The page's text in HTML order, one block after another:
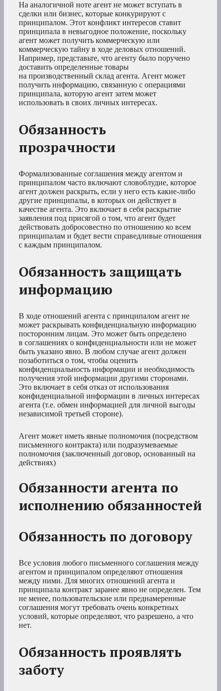
На аналогичной ноте агент не может вступать в
сделки или бизнес, которые конкурируют с
принципалом. Этот конфликт интересов ставит
принципала в невыгодное положение, поскольку
агент может получить коммерческую или
коммерческую тайну в ходе деловых отношений.
Например, представьте, что агенту было поручено
доставить определенные товары
на производственный склад агента. Агент может
получить информацию, связанную с операциями
принципала, которую агент затем может
использовать в своих личных интересах.
Обязанность
прозрачности
Формализованные соглашения между агентом и
принципалом часто включают словоблудие, которое
агент должен раскрыть, если у него есть какие-либо
другие принципалы, в которых он действует в
качестве агента. Это включает в себя раскрытие
заявления под присягой о том, что агент будет
действовать добросовестно по отношению ко всем
принципалам и будет вести справедливые отношения
с каждым принципалом.
Обязанность защищать
информацию
В ходе отношений агента с принципалом агент не
может раскрывать конфиденциальную информацию
посторонним лицам. Это может быть определено
в соглашениях о конфиденциальности или не может
быть указано явно. В любом случае агент должен
позаботиться о том, чтобы оценить
конфиденциальность информации и необходимость
получения этой информации другими сторонами.
Это включает в себя отказ от использования
конфиденциальной информации в личных интересах
агента (т.е. обмен информацией для личной выгоды
независимой третьей стороне).
Агент может иметь явные полномочия (посредством
письменного контракта) или подразумеваемые
полномочия (заключенный договор, основанный на
действиях)
Обязанности агента по
исполнению обязанностей
Обязанность по договору
Все условия любого письменного соглашения между
агентом и принципалом определяют отношения
между ними. Для многих отношений агента и
принципала контракт заранее явно не определен. Тем
не менее, пользовательские или преднамеренные
соглашения могут требовать очень конкретных
условий, которые определяют, что разрешено, а что
нет.
Обязанность проявлять
заботу